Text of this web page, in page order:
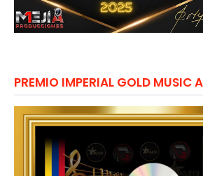
PREMIO IMPERIAL GOLD MUSIC